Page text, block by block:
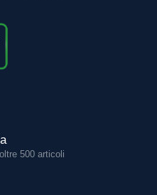
500 articoli